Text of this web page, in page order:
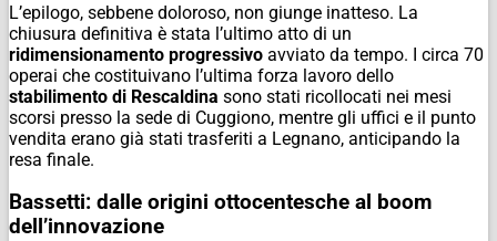
L’epilogo, sebbene doloroso, non giunge inatteso. La
chiusura definitiva è stata l’ultimo atto di un
ridimensionamento progressivo avviato da tempo. I circa 70
operai che costituivano l’ultima forza lavoro dello
stabilimento di Rescaldina sono stati ricollocati nei mesi
scorsi presso la sede di Cuggiono, mentre gli uffici e il punto
vendita erano già stati trasferiti a Legnano, anticipando la
resa finale.
Bassetti: dalle origini ottocentesche al boom
dell’innovazione